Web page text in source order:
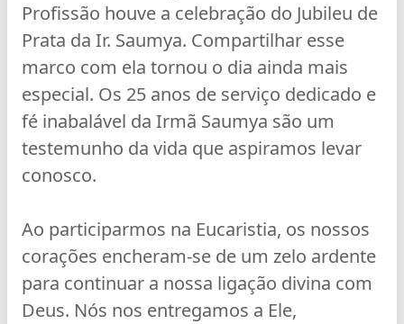
Profissão houve a celebração do Jubileu de
Prata da Ir. Saumya. Compartilhar esse
marco com ela tornou o dia ainda mais
especial. Os 25 anos de serviço dedicado e
fé inabalável da Irmã Saumya são um
testemunho da vida que aspiramos levar
conosco.
Ao participarmos na Eucaristia, os nossos
corações encheram-se de um zelo ardente
para continuar a nossa ligação divina com
Deus. Nós nos entregamos a Ele,